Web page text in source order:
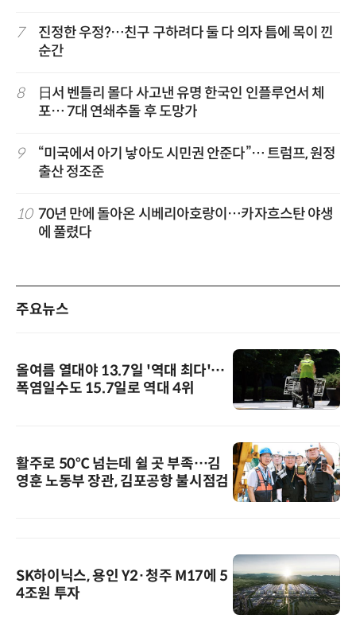
7
진정한 우정?…친구 구하려다 둘 다 의자 틈에 목이 낀
순간
8
日서 벤틀리 몰다 사고낸 유명 한국인 인플루언서 체
포… 7대 연쇄추돌 후 도망가
9
“미국에서 아기 낳아도 시민권 안준다”… 트럼프, 원정
출산 정조준
10 70년 만에 돌아온 시베리아호랑이…카자흐스탄 야생
에 풀렸다
주요뉴스
올여름 열대야 13.7일 '역대 최다'…
폭염일수도 15.7일로 역대 4위
활주로 50℃ 넘는데 쉴 곳 부족…김
영훈 노동부 장관, 김포공항 불시점검
SK하이닉스, 용인 Y2·청주 M17에 5
4조원 투자